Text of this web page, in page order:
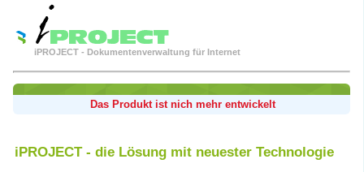
iPROJECT - Dokumentenverwaltung für Internet
Das Produkt ist nich mehr entwickelt
iPROJECT - die Lösung mit neuester Technologie